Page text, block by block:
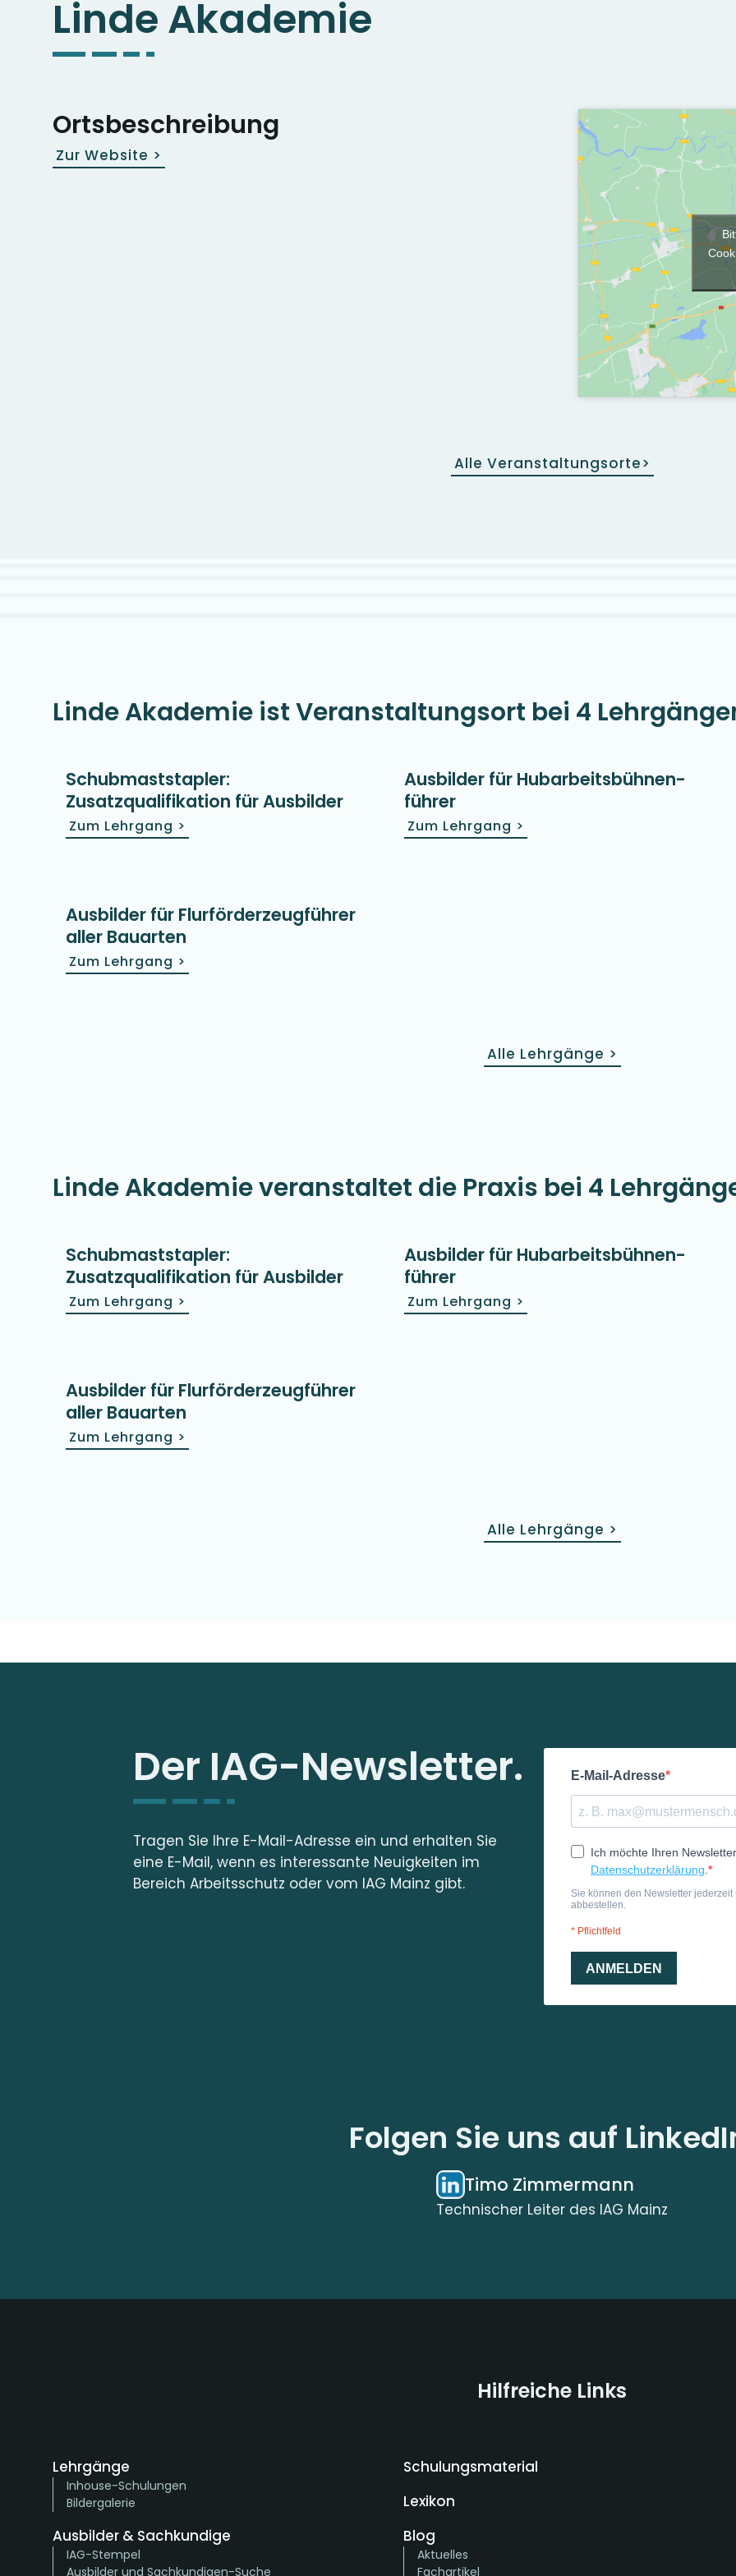
Linde Akademie
Ortsbeschreibung
Zur Website >
Alle Veranstaltungsorte>
Linde Akademie ist Veranstaltungsort bei 4
Schubmaststapler:
Zusatzqualifikation für Ausbilder
Zum Lehrgang >
Ausbilder für Hubarbeits­bühnen­
führer
Zum Lehrgang >
Ausbilder für Flurförderzeugführer
aller Bauarten
Zum Lehrgang >
Alle Lehrgänge >
Linde Akademie veranstaltet die Praxis bei 4
Schubmaststapler:
Zusatzqualifikation für Ausbilder
Zum Lehrgang >
Ausbilder für Hubarbeits­bühnen­
führer
Zum Lehrgang >
Ausbilder für Flurförderzeugführer
aller Bauarten
Zum Lehrgang >
Alle Lehrgänge >
Der IAG-Newsletter.
Tragen Sie Ihre E-Mail-Adresse ein und erhalten Sie
eine E-Mail, wenn es interessante Neuigkeiten im
Bereich Arbeitsschutz oder vom IAG Mainz gibt.
Folgen Sie uns auf
Timo Zimmermann
Technischer Leiter des IAG Mainz
Hilfreiche Links
Lehrgänge
Inhouse-Schulungen
Bildergalerie
Ausbilder & Sachkundige
IAG-Stempel
Ausbilder und Sachkundigen-Suche
Schulungsmaterial
Lexikon
Blog
Aktuelles
Fachartikel